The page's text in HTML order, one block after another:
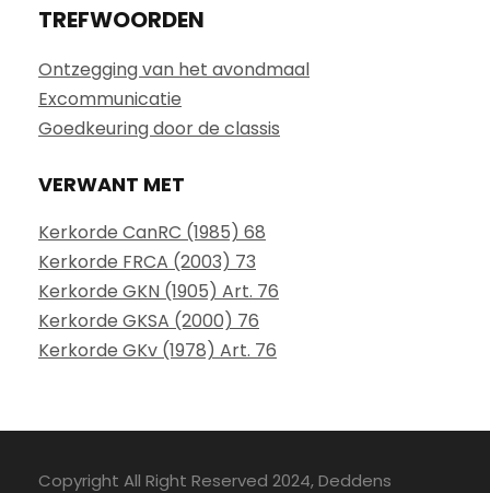
TREFWOORDEN
Ontzegging van het avondmaal
Excommunicatie
Goedkeuring door de classis
VERWANT MET
Kerkorde CanRC (1985) 68
Kerkorde FRCA (2003) 73
Kerkorde GKN (1905) Art. 76
Kerkorde GKSA (2000) 76
Kerkorde GKv (1978) Art. 76
Copyright All Right Reserved 2024, Deddens